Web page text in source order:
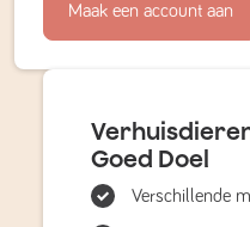
Maak een account aan
Goed Doel
Verschillende